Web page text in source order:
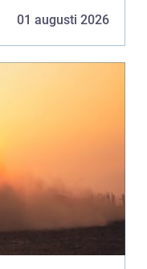
01 augusti 2026